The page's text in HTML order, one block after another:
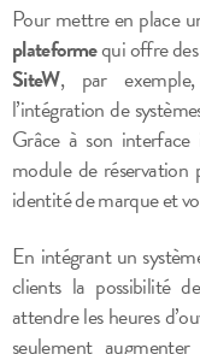
Pour mettre en place
plateformequi offre des
SiteW, par
l’intégration de
Grâce à son interface
module de réservation
identité de marque et
En intégrant un
clients la possibilité
attendre les heures
seulement